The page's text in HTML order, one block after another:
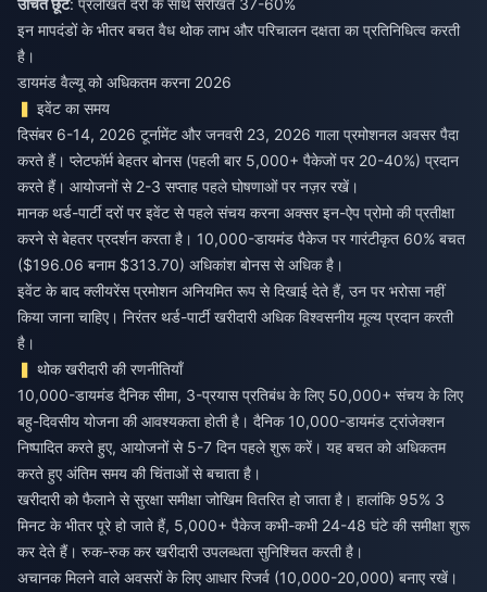
इन मापदंडों के भीतर बचत वैध थोक लाभ और परिचालन दक्षता का प्रतिनिधित्व करती
है।
डायमंड वैल्यू को अधिकतम करना 2026
इवेंट का समय
दिसंबर 6-14, 2026 टूर्नामेंट और जनवरी 23, 2026 गाला प्रमोशनल अवसर पैदा
करते हैं। प्लेटफॉर्म बेहतर बोनस (पहली बार 5,000+ पैकेजों पर 20-40%) प्रदान
करते हैं। आयोजनों से 2-3 सप्ताह पहले घोषणाओं पर नज़र रखें।
मानक थर्ड-पार्टी दरों पर इवेंट से पहले संचय करना अक्सर इन-ऐप प्रोमो की प्रतीक्षा
करने से बेहतर प्रदर्शन करता है। 10,000-डायमंड पैकेज पर गारंटीकृत 60% बचत
($196.06 बनाम $313.70) अधिकांश बोनस से अधिक है।
इवेंट के बाद क्लीयरेंस प्रमोशन अनियमित रूप से दिखाई देते हैं, उन पर भरोसा नहीं
किया जाना चाहिए। निरंतर थर्ड-पार्टी खरीदारी अधिक विश्वसनीय मूल्य प्रदान करती
है।
थोक खरीदारी की रणनीतियाँ
10,000-डायमंड दैनिक सीमा, 3-प्रयास प्रतिबंध के लिए 50,000+ संचय के लिए
बहु-दिवसीय योजना की आवश्यकता होती है। दैनिक 10,000-डायमंड ट्रांजेक्शन
निष्पादित करते हुए, आयोजनों से 5-7 दिन पहले शुरू करें। यह बचत को अधिकतम
करते हुए अंतिम समय की चिंताओं से बचाता है।
खरीदारी को फैलाने से सुरक्षा समीक्षा जोखिम वितरित हो जाता है। हालांकि 95% 3
मिनट के भीतर पूरे हो जाते हैं, 5,000+ पैकेज कभी-कभी 24-48 घंटे की समीक्षा शुरू
कर देते हैं। रुक-रुक कर खरीदारी उपलब्धता सुनिश्चित करती है।
अचानक मिलने वाले अवसरों के लिए आधार रिजर्व (10,000-20,000) बनाए रखें।